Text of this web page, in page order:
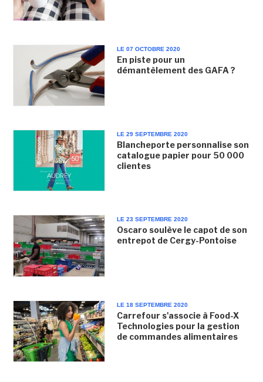
LE 07 OCTOBRE 2020
En piste pour un
démantèlement des GAFA ?
LE 29 SEPTEMBRE 2020
Blancheporte personnalise son
catalogue papier pour 50 000
clientes
LE 23 SEPTEMBRE 2020
Oscaro soulève le capot de son
entrepot de Cergy-Pontoise
LE 18 SEPTEMBRE 2020
Carrefour s'associe à Food-X
Technologies pour la gestion
de commandes alimentaires